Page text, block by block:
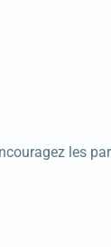
les